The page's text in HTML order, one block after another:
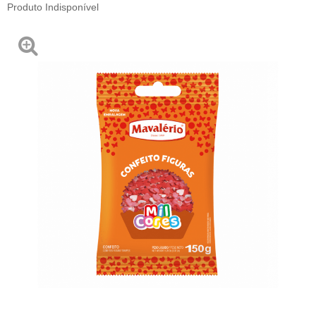
Produto Indisponível